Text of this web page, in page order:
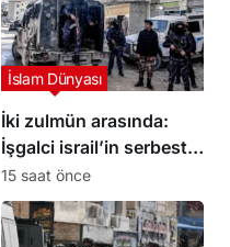
İki zulmün arasında:
İşgalci israil’in serbest
bıraktığı Filistinli
mahkumları Abbas
yönetimi gözaltına aldı
İslam Dünyası
15 saat önce